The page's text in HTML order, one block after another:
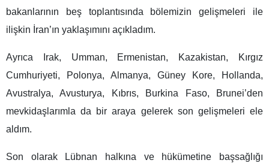
bakanlarının beş toplantısında bölemizin gelişmeleri ile
ilişkin İran’ın yaklaşımını açıkladım.
Ayrıca Irak, Umman, Ermenistan, Kazakistan, Kırgız
Cumhuriyeti, Polonya, Almanya, Güney Kore, Hollanda,
Avustralya, Avusturya, Kıbrıs, Burkina Faso, Brunei’den
mevkidaşlarımla da bir araya gelerek son gelişmeleri ele
aldım.
Son olarak Lübnan halkına ve hükümetine başsağlığı